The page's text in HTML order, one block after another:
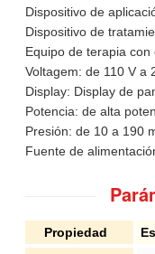
Dispositivo de
Dispositivo de
Equipo de terapia
Voltagem: de 110 V a
Display: Display de
Potencia: de alta
Presión: de 10 a 190
Fuente de
Propiedad